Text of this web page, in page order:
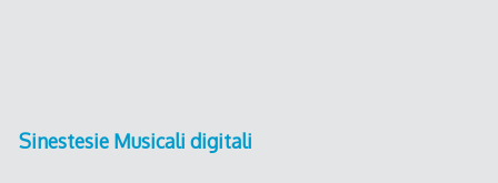
Sinestesie Musicali digitali